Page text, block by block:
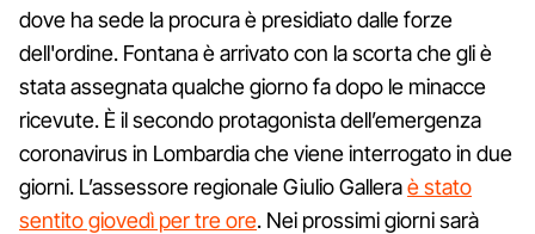
dove ha sede la procura è presidiato dalle forze
dell'ordine. Fontana è arrivato con la scorta che gli è
stata assegnata qualche giorno fa dopo le minacce
ricevute. È il secondo protagonista dell’emergenza
coronavirus in Lombardia che viene interrogato in due
giorni. L’assessore regionale Giulio Galleraè stato
sentito giovedì per tre ore. Nei prossimi giorni sarà